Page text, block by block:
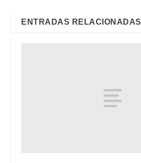
ENTRADAS RELACIONADAS